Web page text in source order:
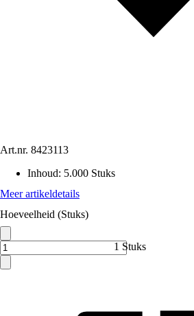
Art.nr. 8423113
Inhoud: 5.000 Stuks
Meer artikeldetails
Hoeveelheid (Stuks)
1 Stuks